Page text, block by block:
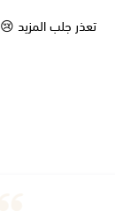
تعذر جلب المزيد 😢